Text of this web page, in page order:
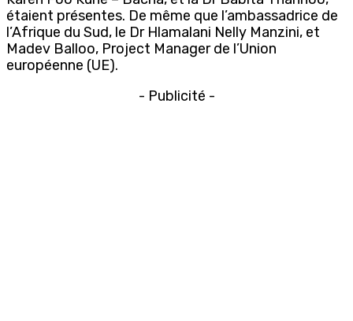
étaient présentes. De même que l’ambassadrice de
l’Afrique du Sud, le Dr Hlamalani Nelly Manzini, et
Madev Balloo, Project Manager de l’Union
européenne (UE).
- Publicité -